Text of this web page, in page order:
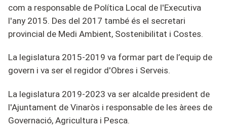
com a responsable de Política Local de l'Executiva
l'any 2015. Des del 2017 també és el secretari
provincial de Medi Ambient, Sostenibilitat i Costes.
La legislatura 2015-2019 va formar part de l’equip de
govern i va ser el regidor d'Obres i Serveis.
La legislatura 2019-2023 va ser alcalde president de
l'Ajuntament de Vinaròs i responsable de les àrees de
Governació, Agricultura i Pesca.